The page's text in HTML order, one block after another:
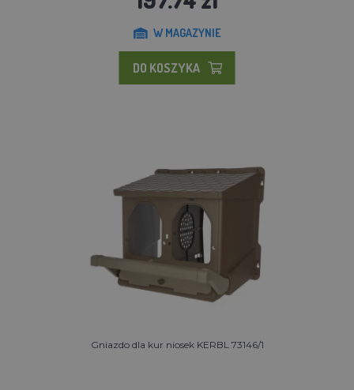
W MAGAZYNIE
DO KOSZYKA
Gniazdo dla kur niosek KERBL 73146/1